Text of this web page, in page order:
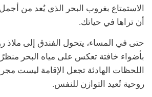
الاستمتاع بغروب البحر الذي يُعد من
أن تراها في حياتك.
حتى في المساء، يتحول الفندق إلى ملاذ
بأضواء خافتة تعكس على مياه البحر
اللحظات الهادئة تجعل الإقامة ليست
روحية تُعيد التوازن للنفس.